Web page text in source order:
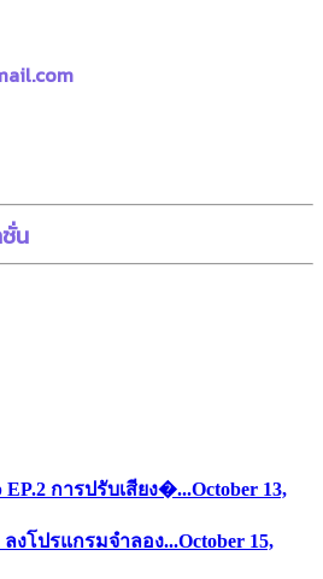
น
EP.2 การปรับเสียง�...October 13,
ลงโปรแกรมจำลอง...October 15,